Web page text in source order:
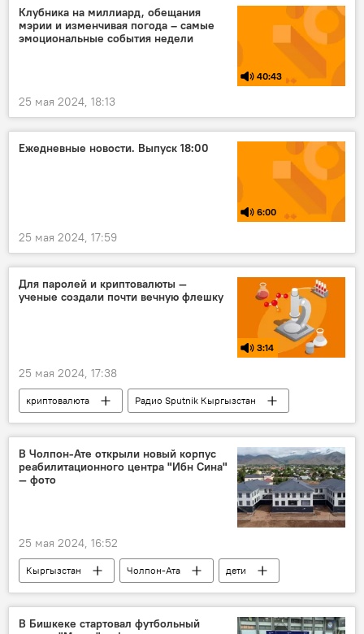
гроза
Кыргызгидромет
Клубника на миллиард, обещания
мэрии и изменчивая погода – самые
эмоциональные события недели
40:43
25 мая 2024, 18:13
Ежедневные новости. Выпуск 18:00
6:00
25 мая 2024, 17:59
Для паролей и криптовалюты —
ученые создали почти вечную флешку
3:14
25 мая 2024, 17:38
криптовалюта
Радио Sputnik Кыргызстан
техника
наука
Новости науки и новых технологий
подкаст
флеш накопитель
В Чолпон-Ате открыли новый корпус
реабилитационного центра "Ибн Сина"
— фото
25 мая 2024, 16:52
Кыргызстан Чолпон-Ата
дети
реабилитация
туберкулез
лечение
центр
В Бишкеке стартовал футбольный